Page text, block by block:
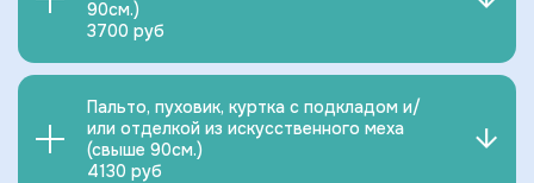
90см.)
3700 руб
Пальто, пуховик, куртка с подкладом и/
или отделкой из искусственного меха
(свыше 90см.)
4130 руб